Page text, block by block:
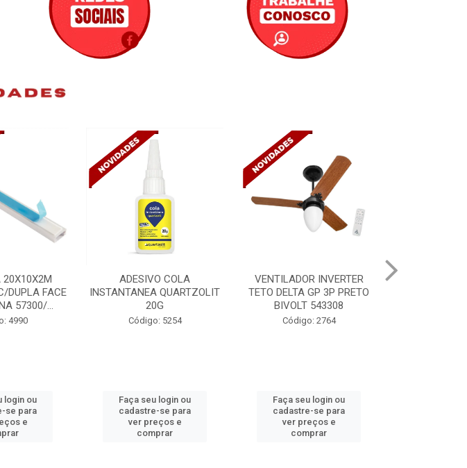
COLA
QUARTZOLIT
5254
login ou
se para
e
VENTILADOR INVERTER
TETO DELTA GP 3P PRETO
BIVOLT 543308
Código: 2764
Faça seu login ou
cadastre-se para
ver preços e
comprar
VENTILADOR INVERTER
TETO DELTA GP 3P PRETO
BIVOLT 543302
Código: 2765
Faça seu login ou
cadastre-se para
ver preços e
comprar